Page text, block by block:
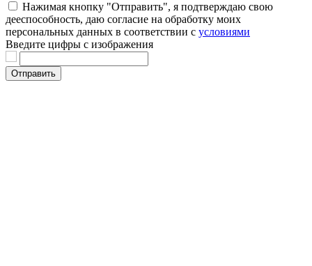
Нажимая кнопку "Отправить", я подтверждаю свою
дееспособность, даю согласие на обработку моих
персональных данных в соответствии с условиями
Введите цифры с изображения